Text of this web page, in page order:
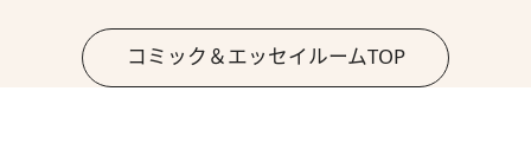
コミック＆エッセイルームTOP